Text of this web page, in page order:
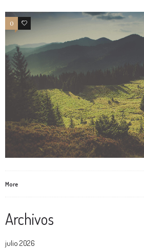
0 1
More
Archivos
julio 2026